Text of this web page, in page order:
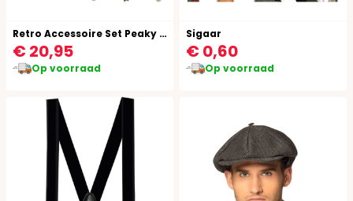
Retro Accessoire Set Peaky Blinders 20's
€ 20,95
Op voorraad
Sigaar
€ 0,60
Op voorraad